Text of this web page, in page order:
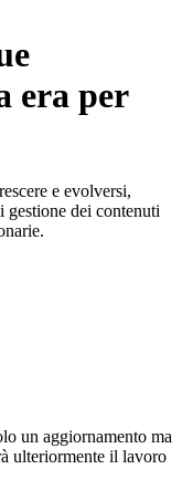
era per
e evolversi,
gestione dei contenuti
un aggiornamento ma
ulteriormente il lavoro